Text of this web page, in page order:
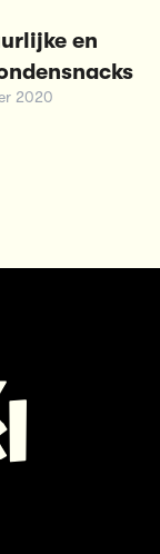
en
2020